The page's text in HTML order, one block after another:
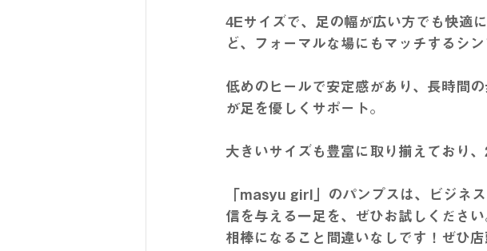
4Eサイズで、足の幅が広い方でも快適
ど、フォーマルな場にもマッチするシン
低めのヒールで安定感があり、長時間
が足を優しくサポート。
大きいサイズも豊富に取り揃えており
「masyu girl」のパンプスは、ビジネ
信を与える一足を、ぜひお試しくださ
相棒になること間違いなしです！ ぜひ